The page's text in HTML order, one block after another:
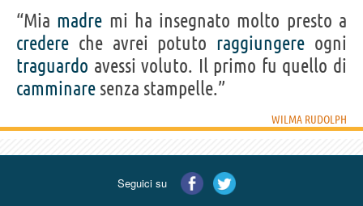
“Mia madre mi ha insegnato molto presto a
credere che avrei potuto raggiungere ogni
traguardo avessi voluto. Il primo fu quello di
camminare senza stampelle.”
WILMA RUDOLPH
Seguici su